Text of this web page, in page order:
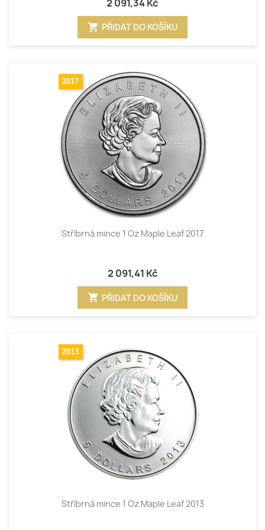
2 091,34 Kč
shopping_cart PŘIDAT DO KOŠÍKU
2017
Stříbrná mince 1 Oz Maple Leaf 2017
2 091,41 Kč
shopping_cart PŘIDAT DO KOŠÍKU
2013
Stříbrná mince 1 Oz Maple Leaf 2013